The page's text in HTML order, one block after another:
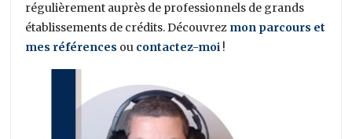
régulièrement auprès de professionnels de grands
établissements de crédits. Découvrez mon parcours et
mes références ou contactez-moi !